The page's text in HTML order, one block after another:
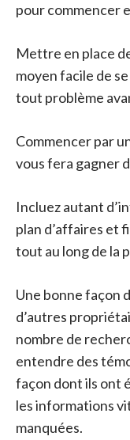
pour commencer
Mettre en place
moyen facile de
tout problème
Commencer par
vous fera gagner
Incluez autant
plan d’affaires et
tout au long de la
Une bonne façon
d’autres
nombre de
entendre des
façon dont ils ont
les informations
manquées.